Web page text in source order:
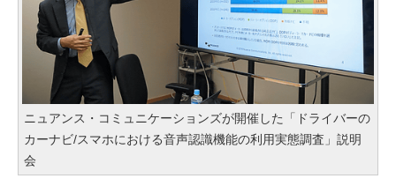
ニュアンス・コミュニケーションズが開催した「ドライバーの
カーナビ/スマホにおける音声認識機能の利用実態調査」説明
会